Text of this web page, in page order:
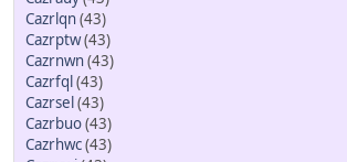
Cazrlqn(43)
Cazrptw(43)
Cazrnwn(43)
Cazrfql(43)
Cazrsel(43)
Cazrbuo(43)
Cazrhwc(43)